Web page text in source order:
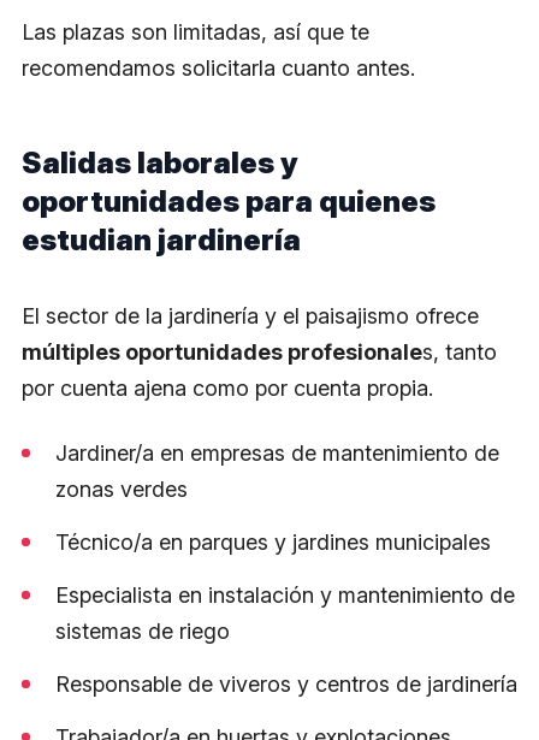
Las plazas son limitadas, así que te
recomendamos solicitarla cuanto antes.
Salidas laborales y
oportunidades para quienes
estudian jardinería
El sector de la jardinería y el paisajismo ofrece
múltiples oportunidades profesionales, tanto
por cuenta ajena como por cuenta propia.
Jardiner/a en empresas de mantenimiento de
zonas verdes
Técnico/a en parques y jardines municipales
Especialista en instalación y mantenimiento de
sistemas de riego
Responsable de viveros y centros de jardinería